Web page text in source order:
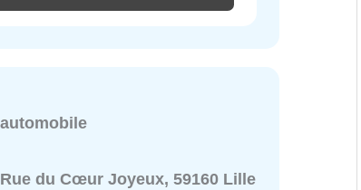
du Cœur Joyeux, 59160 Lille